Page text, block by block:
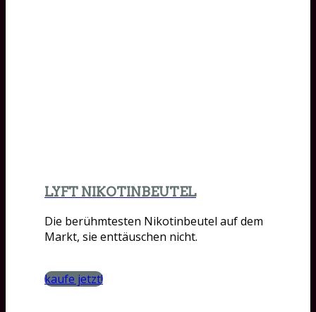
LYFT NIKOTINBEUTEL
Die berühmtesten Nikotinbeutel auf dem
Markt, sie enttäuschen nicht.
kaufe jetzt!